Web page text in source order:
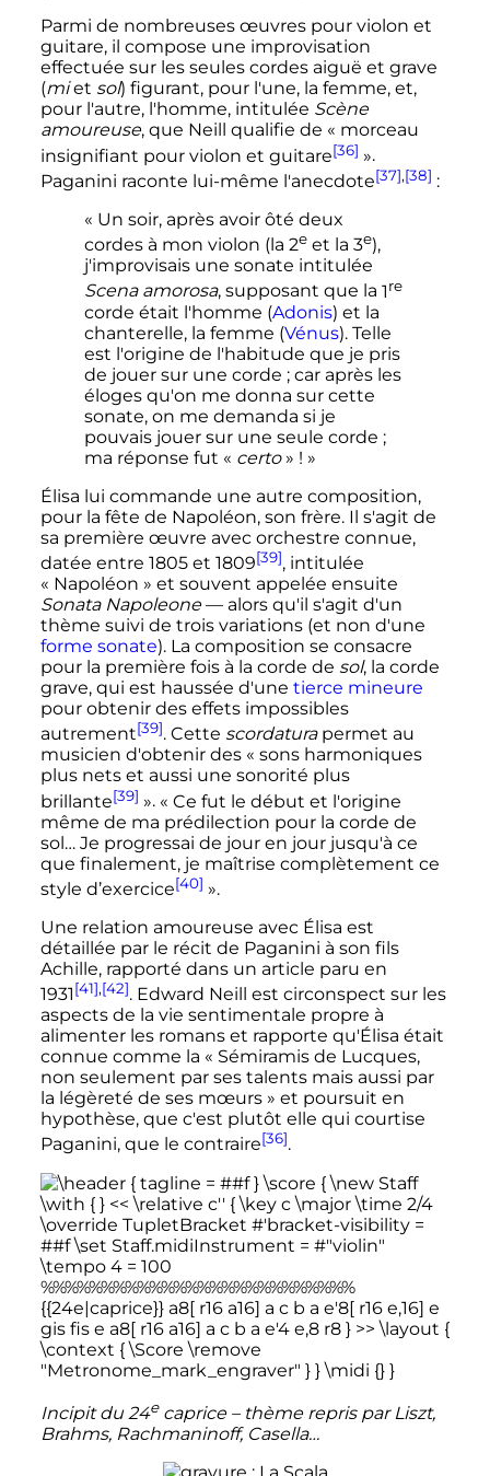
Parmi de nombreuses œuvres pour violon et
guitare, il compose une improvisation
effectuée sur les seules cordes aiguë et grave
(miet sol) figurant, pour l'une, la femme, et,
pour l'autre, l'homme, intitulée Scène
amoureuse, que Neill qualifie de « morceau
insignifiant pour violon et guitare[36] ».
Paganini raconte lui-même l'anecdote[37],[38] :
« Un soir, après avoir ôté deux
cordes à mon violon (la 2eet la 3e),
j'improvisais une sonate intitulée
Scena amorosa, supposant que la 1re
corde était l'homme (Adonis) et la
chanterelle, la femme (Vénus). Telle
est l'origine de l'habitude que je pris
de jouer sur une corde ; car après les
éloges qu'on me donna sur cette
sonate, on me demanda si je
pouvais jouer sur une seule corde ;
ma réponse fut « certo» ! »
Élisa lui commande une autre composition,
pour la fête de Napoléon, son frère. Il s'agit de
sa première œuvre avec orchestre connue,
datée entre 1805 et 1809[39], intitulée
« Napoléon » et souvent appelée ensuite
Sonata Napoleone — alors qu'il s'agit d'un
thème suivi de trois variations (et non d'une
forme sonate). La composition se consacre
pour la première fois à la corde de sol, la corde
grave, qui est haussée d'une tierce mineure
pour obtenir des effets impossibles
autrement[39]. Cette scordaturapermet au
musicien d'obtenir des « sons harmoniques
plus nets et aussi une sonorité plus
brillante[39] ». « Ce fut le début et l'origine
même de ma prédilection pour la corde de
sol… Je progressai de jour en jour jusqu'à ce
que finalement, je maîtrise complètement ce
style d’exercice[40] ».
Une relation amoureuse avec Élisa est
détaillée par le récit de Paganini à son fils
Achille, rapporté dans un article paru en
1931[41],[42]. Edward Neill est circonspect sur les
aspects de la vie sentimentale propre à
alimenter les romans et rapporte qu'Élisa était
connue comme la « Sémiramis de Lucques,
non seulement par ses talents mais aussi par
la légèreté de ses mœurs » et poursuit en
hypothèse, que c'est plutôt elle qui courtise
Paganini, que le contraire[36].
Incipit du 24e caprice– thème repris par Liszt,
Brahms, Rachmaninoff, Casella…